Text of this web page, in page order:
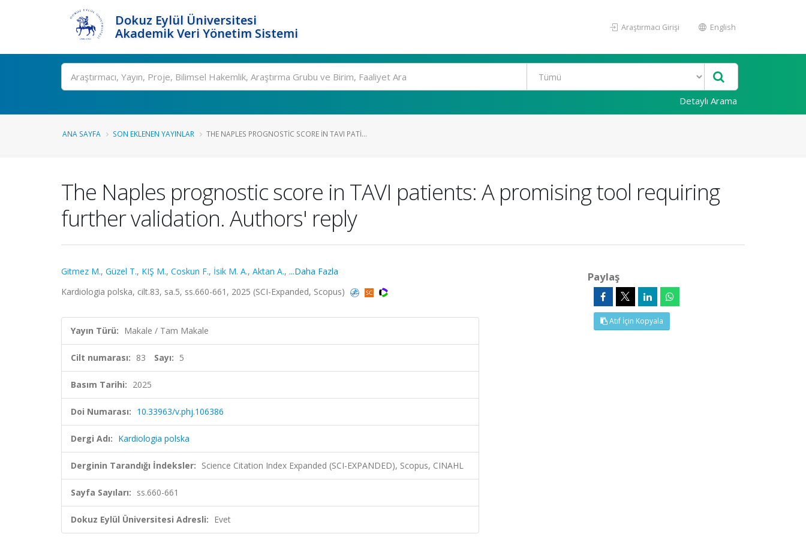
Dokuz Eylül Üniversitesi
Akademik Veri Yönetim Sistemi
Araştırmacı Girişi English
Ara
Detaylı Arama
ANA SAYFA SON EKLENEN YAYINLAR THE NAPLES PROGNOSTIC SCORE IN TAVI PATI...
The Naples prognostic score in TAVI patients: A promising tool requiring
further validation. Authors' reply
Gitmez M., Güzel T., KIŞ M., Coskun F., İsik M. A., Aktan A., ...Daha Fazla
Kardiologia polska, cilt.83, sa.5, ss.660-661, 2025 (SCI-Expanded, Scopus)
Yayın Türü: Makale / Tam Makale
Cilt numarası: 83 Sayı: 5
Basım Tarihi: 2025
Doi Numarası: 10.33963/v.phj.106386
Dergi Adı: Kardiologia polska
Derginin Tarandığı İndeksler: Science Citation Index Expanded (SCI-EXPANDED), Scopus, CINAHL
Sayfa Sayıları: ss.660-661
Dokuz Eylül Üniversitesi Adresli: Evet
Paylaş
Atıf İçin Kopyala